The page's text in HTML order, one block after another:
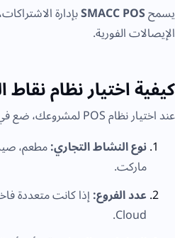
يسمحSMACC POSبإدارة
الإيصالات الفورية.
كيفية اختيار نظام
عند اختيار نظام POS لمشروعك، ضع في الاعتبار النقاط التالية:
نوع النشاط التجاري:مطعم،
ماركت.
عدد الفروع:
Cloud.